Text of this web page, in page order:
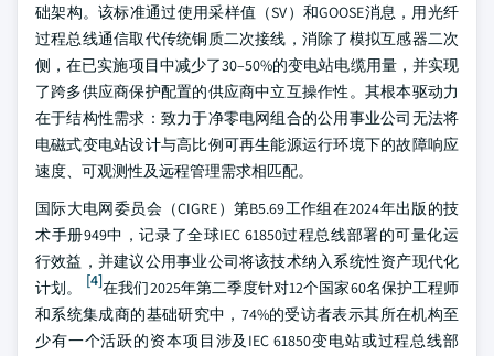
础架构。该标准通过使用采样值（SV）和GOOSE消息，用光纤
过程总线通信取代传统铜质二次接线，消除了模拟互感器二次
侧，在已实施项目中减少了30–50%的变电站电缆用量，并实现
了跨多供应商保护配置的供应商中立互操作性。其根本驱动力
在于结构性需求：致力于净零电网组合的公用事业公司无法将
电磁式变电站设计与高比例可再生能源运行环境下的故障响应
速度、可观测性及远程管理需求相匹配。
国际大电网委员会（CIGRE）第B5.69工作组在2024年出版的技
术手册949中，记录了全球IEC 61850过程总线部署的可量化运
行效益，并建议公用事业公司将该技术纳入系统性资产现代化
计划。
[4]在我们2025年第二季度针对12个国家60名保护工程师
和系统集成商的基础研究中，74%的受访者表示其所在机构至
少有一个活跃的资本项目涉及IEC 61850变电站或过程总线部